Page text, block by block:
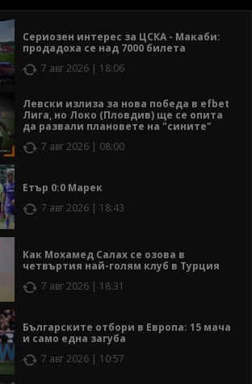
Сериозен интерес за ЦСКА - Макаби:
продадоха се над 7000 билета
7 авг 2026 | 18:06
Левски излиза за нова победа в efbet
Лига, но Локо (Пловдив) ще се опита
да развали плановете на "сините"
7 авг 2026 | 08:00
Етър 0:0 Марек
7 авг 2026 | 18:43
Как Мохамед Салах се озова в
четвъртия най-голям клуб в Турция
7 авг 2026 | 18:31
Българските отбори в Европа: 15 мача
и само една загуба
7 авг 2026 | 10:57